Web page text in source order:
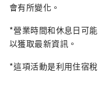
會有所變化。
*營業時間和休息日可
以獲取最新資訊。
*這項活動是利用住宿